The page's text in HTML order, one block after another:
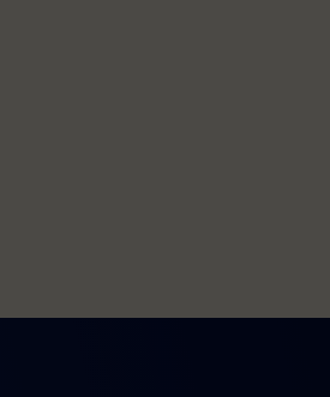
visiteur humain ou